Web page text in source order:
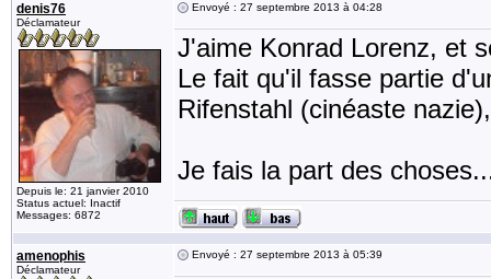
denis76
Déclamateur
Depuis le: 21 janvier 2010
Status actuel: Inactif
Messages: 6872
Envoyé : 27 septembre 2013 à 04:28
J'aime Konrad Lorenz, et
Le fait qu'il fasse partie
Rifenstahl (cinéaste
Je fais la part des
amenophis
Déclamateur
Envoyé : 27 septembre 2013 à 05:39